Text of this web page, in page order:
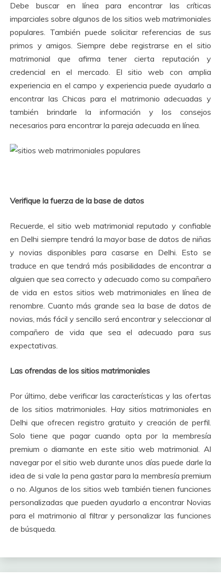
Debe buscar en línea para encontrar las críticas
imparciales sobre algunos de los sitios web matrimoniales
populares. También puede solicitar referencias de sus
primos y amigos. Siempre debe registrarse en el sitio
matrimonial que afirma tener cierta reputación y
credencial en el mercado. El sitio web con amplia
experiencia en el campo y experiencia puede ayudarlo a
encontrar las Chicas para el matrimonio adecuadas y
también brindarle la información y los consejos
necesarios para encontrar la pareja adecuada en línea.
Verifique la fuerza de la base de datos
Recuerde, el sitio web matrimonial reputado y confiable
en Delhi siempre tendrá la mayor base de datos de niñas
y novias disponibles para casarse en Delhi. Esto se
traduce en que tendrá más posibilidades de encontrar a
alguien que sea correcto y adecuado como su compañero
de vida en estos sitios web matrimoniales en línea de
renombre.Cuanto más grande sea la base de datos de
novias, más fácil y sencillo será encontrar y seleccionar al
compañero de vida que sea el adecuado para sus
expectativas.
Las ofrendas de los sitios matrimoniales
Por último, debe verificar las características y las ofertas
de los sitios matrimoniales. Hay sitios matrimoniales en
Delhi que ofrecen registro gratuito y creación de perfil.
Solo tiene que pagar cuando opta por la membresía
premium o diamante en este sitio web matrimonial. Al
navegar por el sitio web durante unos días puede darle la
idea de si vale la pena gastar para la membresía premium
o no.Algunos de los sitios web también tienen funciones
personalizadas que pueden ayudarlo a encontrar Novias
para el matrimonio al filtrar y personalizar las funciones
de búsqueda.